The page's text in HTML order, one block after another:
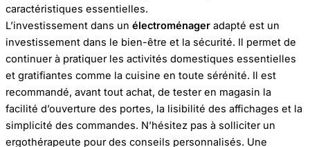
caractéristiques essentielles.
L’investissement dans un électroménager adapté est un
investissement dans le bien-être et la sécurité. Il permet de
continuer à pratiquer les activités domestiques essentielles
et gratifiantes comme la cuisine en toute sérénité. Il est
recommandé, avant tout achat, de tester en magasin la
facilité d’ouverture des portes, la lisibilité des affichages et la
simplicité des commandes. N’hésitez pas à solliciter un
ergothérapeute pour des conseils personnalisés. Une